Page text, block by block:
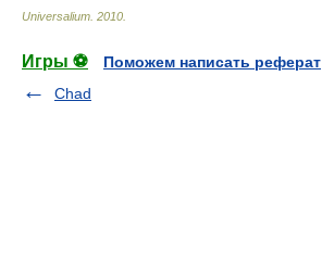
Universalium 2010
Игры ⚽
Поможем написать реферат
Chad